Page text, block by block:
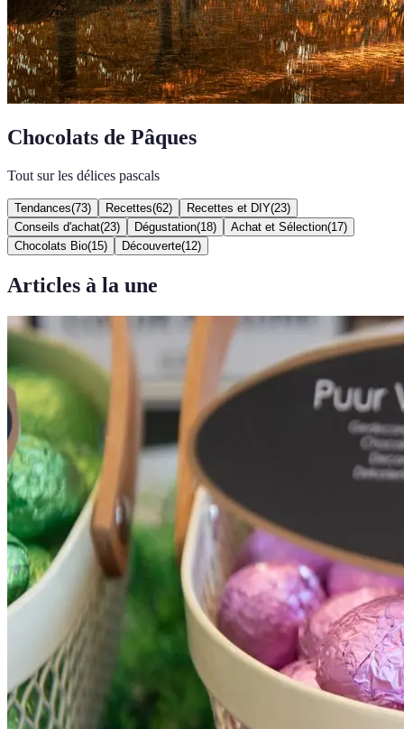
Chocolats de Pâques
Tout sur les délices pascals
Tendances(73) Recettes(62) Recettes et DIY(23)
Conseils d'achat(23) Dégustation(18) Achat et Sélection(17)
Chocolats Bio(15) Découverte(12)
Articles à la une